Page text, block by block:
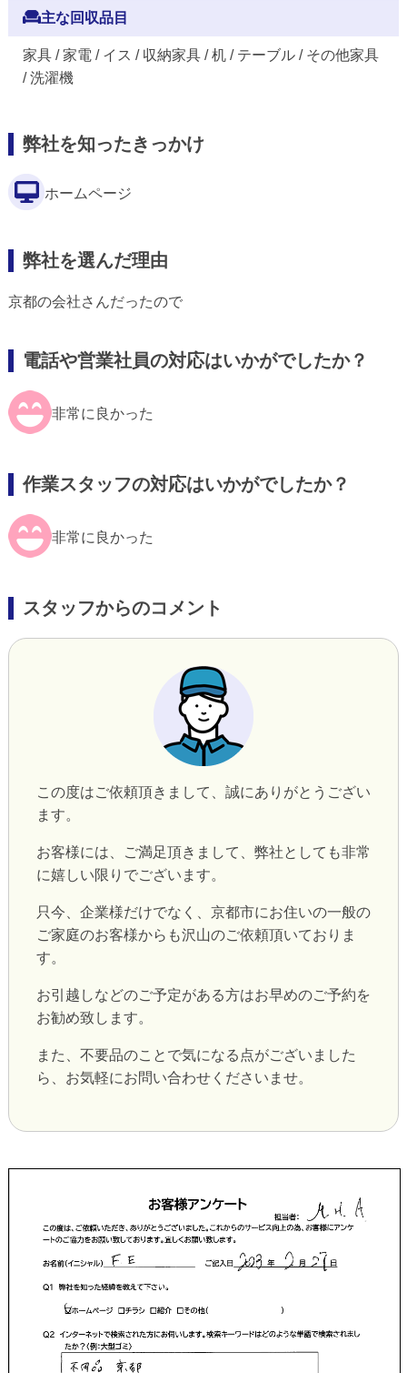
主な回収品目
家具 / 家電 / イス / 収納家具 / 机 / テーブル / その他家具
/ 洗濯機
弊社を知ったきっかけ
ホームページ
弊社を選んだ理由
京都の会社さんだったので
電話や営業社員の対応はいかがでしたか？
非常に良かった
作業スタッフの対応はいかがでしたか？
非常に良かった
スタッフからのコメント
この度はご依頼頂きまして、誠にありがとうござい
ます。
お客様には、ご満足頂きまして、弊社としても非常
に嬉しい限りでございます。
只今、企業様だけでなく、京都市にお住いの一般の
ご家庭のお客様からも沢山のご依頼頂いておりま
す。
お引越しなどのご予定がある方はお早めのご予約を
お勧め致します。
また、不要品のことで気になる点がございました
ら、お気軽にお問い合わせくださいませ。